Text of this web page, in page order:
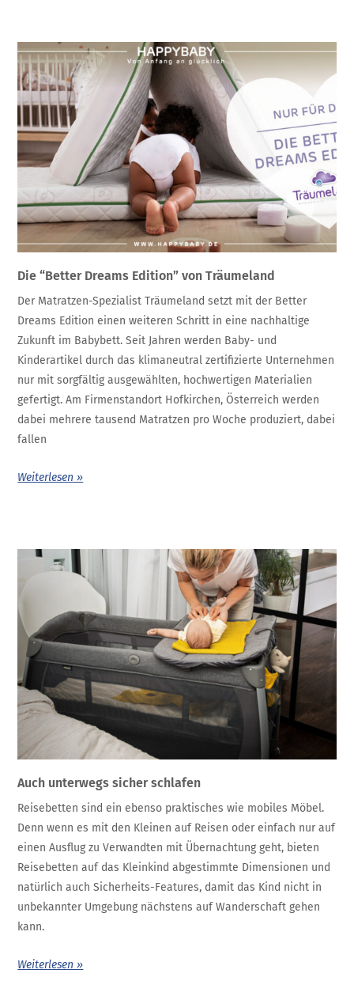
Die “Better Dreams Edition” von Träumeland
Der Matratzen-Spezialist Träumeland setzt mit der Better
Dreams Edition einen weiteren Schritt in eine nachhaltige
Zukunft im Babybett. Seit Jahren werden Baby- und
Kinderartikel durch das klimaneutral zertifizierte Unternehmen
nur mit sorgfältig ausgewählten, hochwertigen Materialien
gefertigt. Am Firmenstandort Hofkirchen, Österreich werden
dabei mehrere tausend Matratzen pro Woche produziert, dabei
fallen
Weiterlesen »
Auch unterwegs sicher schlafen
Reisebetten sind ein ebenso praktisches wie mobiles Möbel.
Denn wenn es mit den Kleinen auf Reisen oder einfach nur auf
einen Ausflug zu Verwandten mit Übernachtung geht, bieten
Reisebetten auf das Kleinkind abgestimmte Dimensionen und
natürlich auch Sicherheits-Features, damit das Kind nicht in
unbekannter Umgebung nächstens auf Wanderschaft gehen
kann.
Weiterlesen »